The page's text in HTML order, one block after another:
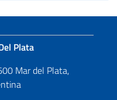
Plata
Mar del Plata,